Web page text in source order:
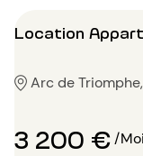
Location
Arc de
3 200 €/